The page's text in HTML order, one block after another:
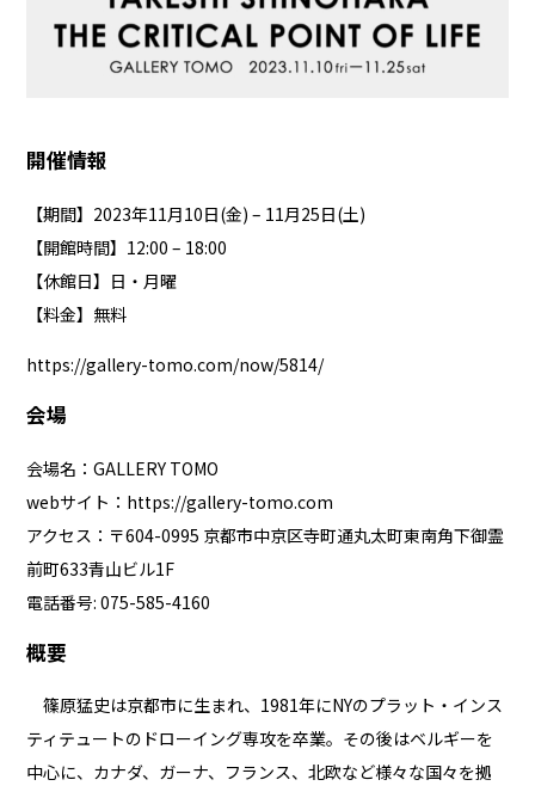
開催情報
【期間】2023年11月10日(金) – 11月25日(土)
【開館時間】12:00 – 18:00
【休館日】日・月曜
【料金】無料
https://gallery-tomo.com/now/5814/
会場
会場名：GALLERY TOMO
webサイト： https://gallery-tomo.com
アクセス：〒604-0995 京都市中京区寺町通丸太町東南角下御霊
前町633青山ビル1F
電話番号: 075-585-4160
概要
篠原猛史は京都市に生まれ、1981年にNYのプラット・インス
ティテュートのドローイング専攻を卒業。その後はベルギーを
中心に、カナダ、ガーナ、フランス、北欧など様々な国々を拠